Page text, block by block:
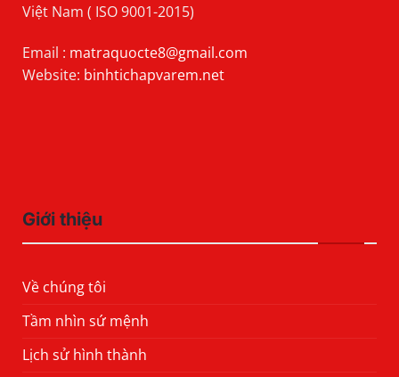
Việt Nam ( ISO 9001-2015)
Email : matraquocte8@gmail.com
Website: binhtichapvarem.net
Giới thiệu
Về chúng tôi
Tầm nhìn sứ mệnh
Lịch sử hình thành